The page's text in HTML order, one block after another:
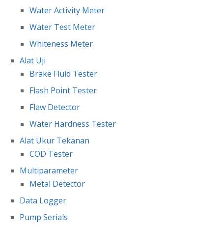
Water Activity Meter
Water Test Meter
Whiteness Meter
Alat Uji
Brake Fluid Tester
Flash Point Tester
Flaw Detector
Water Hardness Tester
Alat Ukur Tekanan
COD Tester
Multiparameter
Metal Detector
Data Logger
Pump Serials